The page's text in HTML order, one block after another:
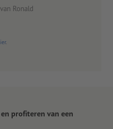
van Ronald
.
profiteren van een